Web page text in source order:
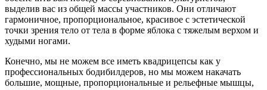
выделив вас из общей массы участников. Они отличают
гармоничное, пропорциональное, красивое с эстетической
точки зрения тело от тела в форме яблока с тяжелым верхом и
худыми ногами.
Конечно, мы не можем все иметь квадрицепсы как у
профессиональных бодибилдеров, но мы можем накачать
большие, мощные, пропорциональные и рельефные мышцы,